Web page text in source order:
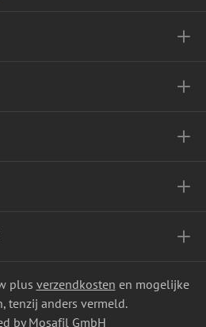
plus verzendkosten en mogelijke
tenzij anders vermeld.
by Mosafil GmbH